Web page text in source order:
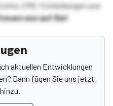
CME-Fortbildungen und
uns auf Sie!
aktuellen Entwicklungen
Dann fügen Sie uns jetzt